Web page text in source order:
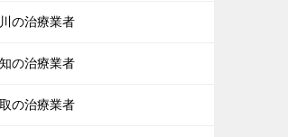
の治療業者
の治療業者
の治療業者